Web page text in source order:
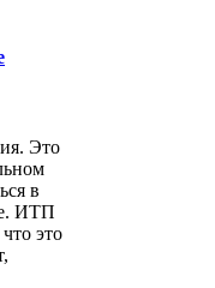
Это
в
ИТП
это